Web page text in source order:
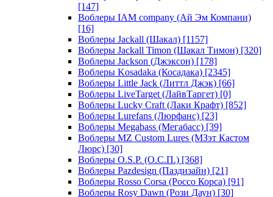
[147]
Воблеры IAM company (Ай Эм Компани)
[16]
Воблеры Jackall (Шакал) [1157]
Воблеры Jackall Timon (Шакал Тимон) [320]
Воблеры Jackson (Джэксон) [178]
Воблеры Kosadaka (Косадака) [2345]
Воблеры Little Jack (Литтл Джэк) [66]
Воблеры LiveTarget (ЛайвТаргет) [0]
Воблеры Lucky Craft (Лаки Крафт) [852]
Воблеры Lurefans (Люрфанс) [23]
Воблеры Megabass (Мегабасс) [39]
Воблеры MZ Custom Lures (МЗэт Кастом
Люрс) [30]
Воблеры O.S.P. (О.С.П.) [368]
Воблеры Pazdesign (Паздизайн) [21]
Воблеры Rosso Corsa (Россо Корса) [91]
Воблеры Rosy Dawn (Рози Даун) [30]